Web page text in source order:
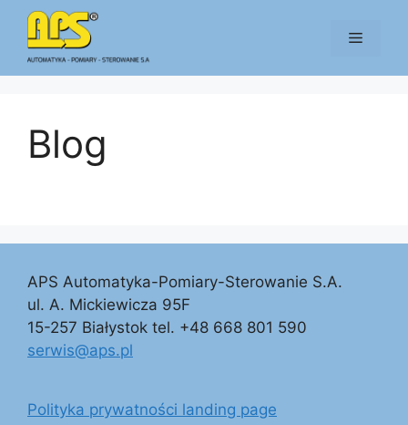
Przejdź
treści
Menu
Blog
APS Automatyka-Pomiary-Sterowanie S.A.
ul. A. Mickiewicza 95F
15-257 Białystok tel. +48 668 801 590
serwis@aps.pl
Polityka prywatności landing page